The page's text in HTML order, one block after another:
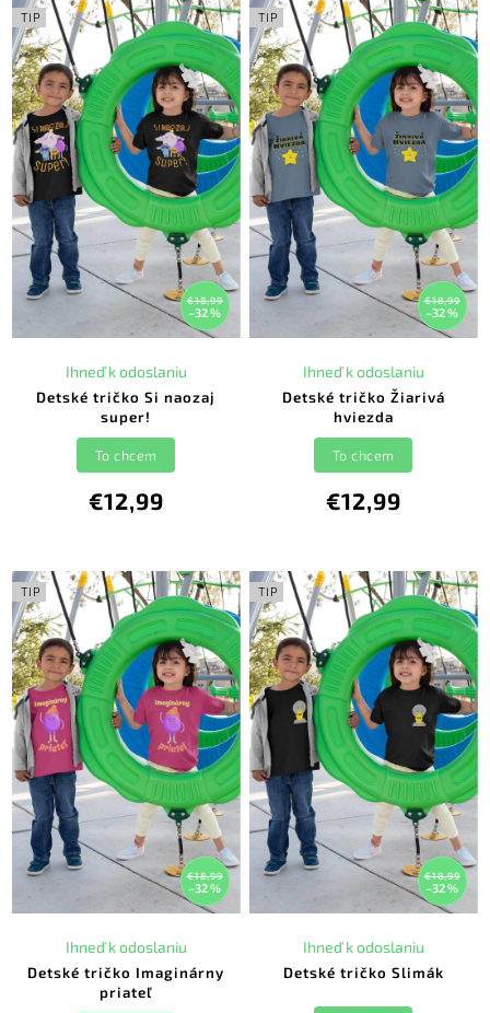
TIP
€18,99
–32 %
Detské tričko Si naozaj
super!
Ihneď k odoslaniu
€12,99
To chcem
TIP
€18,99
–32 %
Detské tričko Žiarivá
hviezda
Ihneď k odoslaniu
€12,99
To chcem
TIP
€18,99
–32 %
Detské tričko Imaginárny
priateľ
Ihneď k odoslaniu
TIP
€18,99
–32 %
Detské tričko Slimák
Ihneď k odoslaniu